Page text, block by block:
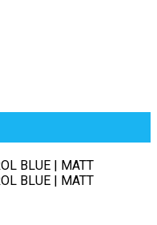
BLUE | MATT
BLUE | MATT